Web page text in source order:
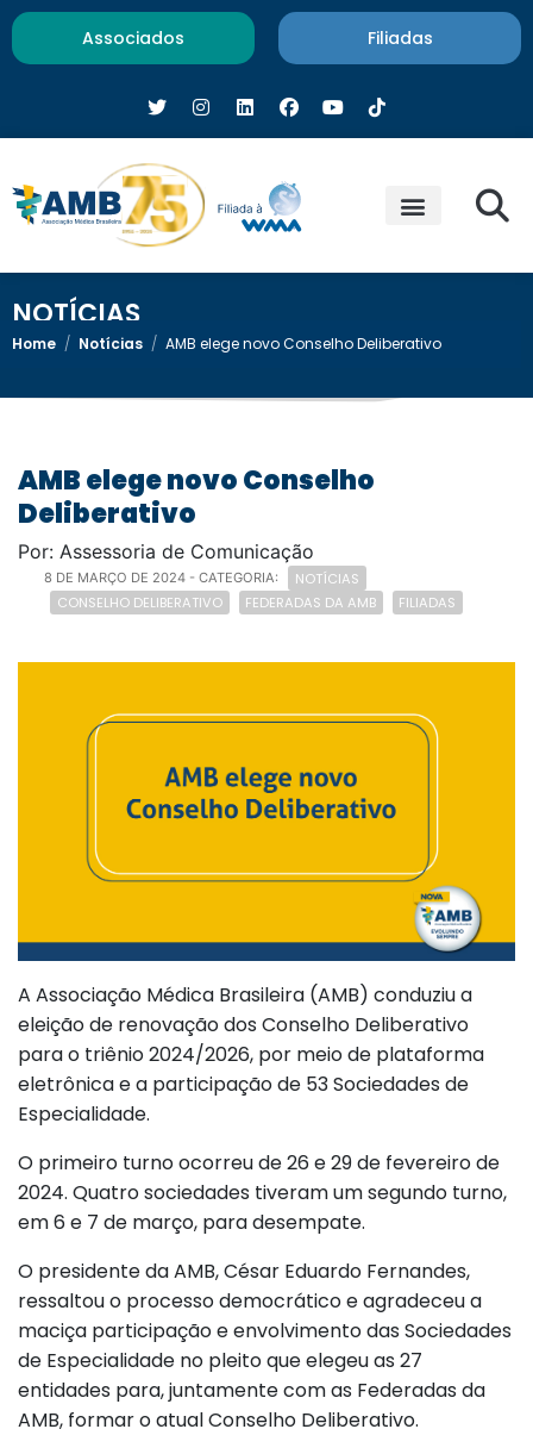
Associados Filiadas
NOTÍCIAS
Home / Notícias / AMB elege novo Conselho Deliberativo
AMB elege novo Conselho
Deliberativo
Por: Assessoria de Comunicação
8 DE MARÇO DE 2024 - CATEGORIA:
NOTÍCIAS
CONSELHO DELIBERATIVO
FEDERADAS DA AMB FILIADAS
A Associação Médica Brasileira (AMB) conduziu a
eleição de renovação dos Conselho Deliberativo
para o triênio 2024/2026, por meio de plataforma
eletrônica e a participação de 53 Sociedades de
Especialidade.
O primeiro turno ocorreu de 26 e 29 de fevereiro de
2024. Quatro sociedades tiveram um segundo turno,
em 6 e 7 de março, para desempate.
O presidente da AMB, César Eduardo Fernandes,
ressaltou o processo democrático e agradeceu a
maciça participação e envolvimento das Sociedades
de Especialidade no pleito que elegeu as 27
entidades para, juntamente com as Federadas da
AMB, formar o atual Conselho Deliberativo.